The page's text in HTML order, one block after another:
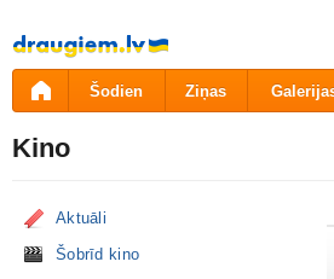
Pāriet
uz
saturu
Šodien Ziņas
Kino
Aktuāli
Šobrīd kino